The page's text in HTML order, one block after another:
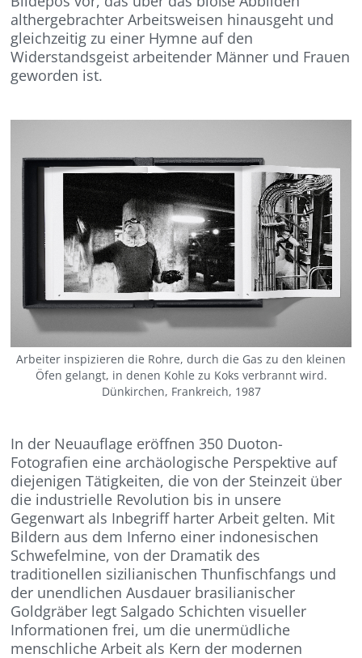
althergebrachter Arbeitsweisen hinausgeht und
gleichzeitig zu einer Hymne auf den
Widerstandsgeist arbeitender Männer und Frauen
geworden ist.
Arbeiter inspizieren die Rohre, durch die Gas zu den kleinen
Öfen gelangt, in denen Kohle zu Koks verbrannt wird.
Dünkirchen, Frankreich, 1987
In der Neuauflage eröffnen350 Duoton-
Fotografien eine archäologische Perspektive auf
diejenigen Tätigkeiten, die von der Steinzeit über
die industrielle Revolution bis in unsere
Gegenwart als Inbegriff harter Arbeit gelten. Mit
Bildern aus dem Inferno einer indonesischen
Schwefelmine, von der Dramatik des
traditionellen sizilianischen Thunfischfangs und
der unendlichen Ausdauer brasilianischer
Goldgräber legt Salgado Schichten visueller
Informationen frei, um die unermüdliche
menschliche Arbeit als Kern der modernen